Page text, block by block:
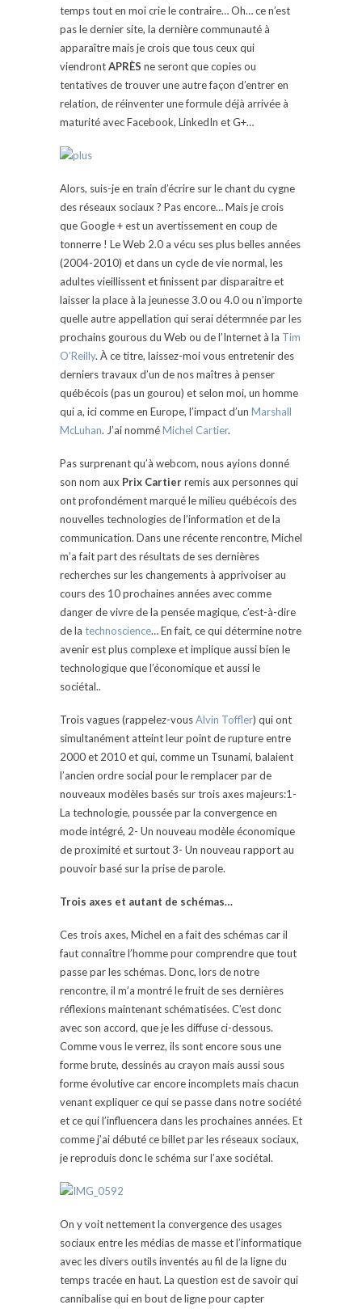
temps tout en moi crie le contraire… Oh… ce n’est
pas le dernier site, la dernière communauté à
apparaître mais je crois que tous ceux qui
viendrontAPRÈS ne seront que copies ou
tentatives de trouver une autre façon d’entrer en
relation, de réinventer une formule déjà arrivée à
maturité avec Facebook, LinkedIn et G+…
Alors, suis-je en train d’écrire sur le chant du cygne
des réseaux sociaux ? Pas encore… Mais je crois
que Google + est un avertissement en coup de
tonnerre ! Le Web 2.0 a vécu ses plus belles années
(2004-2010) et dans un cycle de vie normal, les
adultes vieillissent et finissent par disparaitre et
laisser la place à la jeunesse 3.0 ou 4.0 ou n’importe
quelle autre appellation qui serai détermnée par les
prochains gourous du Web ou de l’Internet à la Tim
O’Reilly. À ce titre, laissez-moi vous entretenir des
derniers travaux d’un de nos maîtres à penser
québécois (pas un gourou) et selon moi, un homme
qui a, ici comme en Europe, l’impact d’un Marshall
McLuhan. J’ai nomméMichel Cartier.
Pas surprenant qu’à webcom, nous ayions donné
son nom aux Prix Cartierremis aux personnes qui
ont profondément marqué le milieu québécois des
nouvelles technologies de l’information et de la
communication. Dans une récente rencontre, Michel
m’a fait part des résultats de ses dernières
recherches sur les changements à apprivoiser au
cours des 10 prochaines années avec comme
danger de vivre de la pensée magique, c’est-à-dire
de la technoscience… En fait, ce qui détermine notre
avenir est plus complexe et implique aussi bien le
technologique que l’économique et aussi le
sociétal..
Trois vagues (rappelez-vousAlvin Toffler) qui ont
simultanément atteint leur point de rupture entre
2000 et 2010 et qui, comme un Tsunami, balaient
l’ancien ordre social pour le remplacer par de
nouveaux modèles basés sur trois axes majeurs:1-
La technologie, poussée par la convergence en
mode intégré, 2- Un nouveau modèle économique
de proximité et surtout 3- Un nouveau rapport au
pouvoir basé sur la prise de parole.
Trois axes et autant de schémas…
Ces trois axes, Michel en a fait des schémas car il
faut connaître l’homme pour comprendre que tout
passe par les schémas. Donc, lors de notre
rencontre, il m’a montré le fruit de ses dernières
réflexions maintenant schématisées. C’est donc
avec son accord, que je les diffuse ci-dessous.
Comme vous le verrez, ils sont encore sous une
forme brute, dessinés au crayon mais aussi sous
forme évolutive car encore incomplets mais chacun
venant expliquer ce qui se passe dans notre société
et ce qui l’influencera dans les prochaines années. Et
comme j’ai débuté ce billet par les réseaux sociaux,
je reproduis donc le schéma sur l’axe sociétal.
On y voit nettement la convergence des usages
sociaux entre les médias de masse et l’informatique
avec les divers outils inventés au fil de la ligne du
temps tracée en haut. La question est de savoir qui
cannibalise qui en bout de ligne pour capter